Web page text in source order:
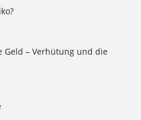
Geld – Verhütung und die